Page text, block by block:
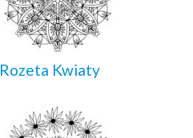
Rozeta Kwiaty